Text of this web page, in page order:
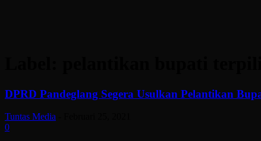
DPRD Pandeglang Segera Usulkan Pelantikan
Tuntas Media
0